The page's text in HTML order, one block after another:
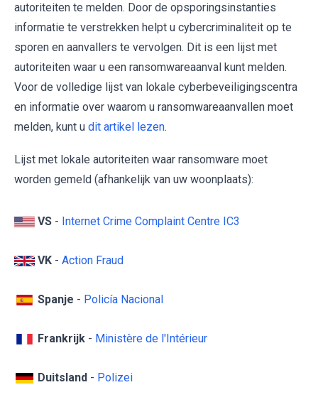
autoriteiten te melden. Door de opsporingsinstanties
informatie te verstrekken helpt u cybercriminaliteit op te
sporen en aanvallers te vervolgen. Dit is een lijst met
autoriteiten waar u een ransomwareaanval kunt melden.
Voor de volledige lijst van lokale cyberbeveiligingscentra
en informatie over waarom u ransomwareaanvallen moet
melden, kunt u dit artikel lezen.
Lijst met lokale autoriteiten waar ransomware moet
worden gemeld (afhankelijk van uw woonplaats):
VS - Internet Crime Complaint Centre IC3
VK - Action Fraud
Spanje - Policía Nacional
Frankrijk - Ministère de l'Intérieur
Duitsland - Polizei